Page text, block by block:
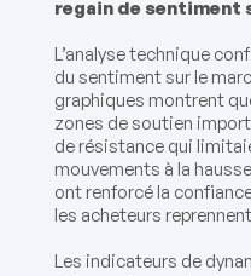
regain de sentiment
L’analyse technique
du sentiment sur le
graphiques montrent
zones de soutien
de résistance qui
mouvements à la
ont renforcé la
les acheteurs
Les indicateurs de